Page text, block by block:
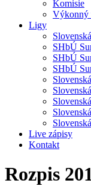
Komisie
Výkonný
Ligy
SHbÚ
SHbÚ
SHbÚ
Live zápisy
Kontakt
Rozpis